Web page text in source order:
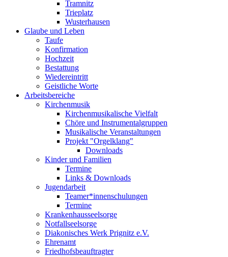
Tramnitz
Trieplatz
Wusterhausen
Glaube und Leben
Taufe
Konfirmation
Hochzeit
Bestattung
Wiedereintritt
Geistliche Worte
Arbeitsbereiche
Kirchenmusik
Kirchenmusikalische Vielfalt
Chöre und Instrumentalgruppen
Musikalische Veranstaltungen
Projekt "Orgelklang"
Downloads
Kinder und Familien
Termine
Links & Downloads
Jugendarbeit
Teamer*innenschulungen
Termine
Krankenhausseelsorge
Notfallseelsorge
Diakonisches Werk Prignitz e.V.
Ehrenamt
Friedhofsbeauftragter